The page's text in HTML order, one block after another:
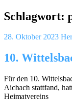
Schlagwort:
28. Oktober 2023
10.
Für den 10.
Aichach stattfand,
Heimatvereins